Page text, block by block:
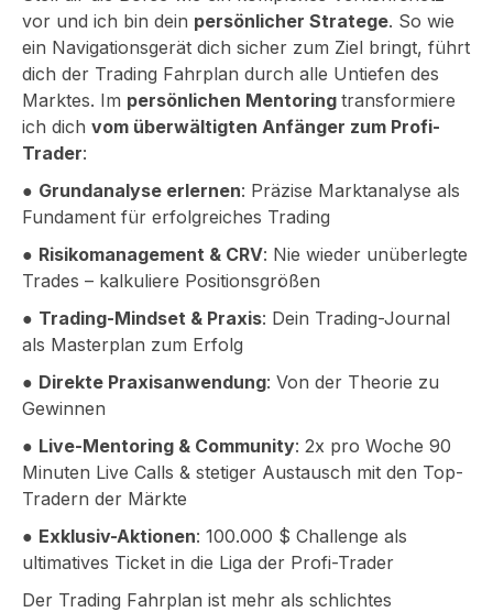
vor und ich bin dein persönlicher Stratege. So wie
ein Navigationsgerät dich sicher zum Ziel bringt, führt
dich der Trading Fahrplan durch alle Untiefen des
Marktes. Im persönlichen Mentoring transformiere
ich dich vom überwältigten Anfänger zum Profi-
Trader:
● Grundanalyse erlernen: Präzise Marktanalyse als
Fundament für erfolgreiches Trading
● Risikomanagement & CRV: Nie wieder unüberlegte
Trades – kalkuliere Positionsgrößen
● Trading-Mindset & Praxis: Dein Trading-Journal
als Masterplan zum Erfolg
● Direkte Praxisanwendung: Von der Theorie zu
Gewinnen
● Live-Mentoring & Community: 2x pro Woche 90
Minuten Live Calls & stetiger Austausch mit den Top-
Tradern der Märkte
● Exklusiv-Aktionen: 100.000 $ Challenge als
ultimatives Ticket in die Liga der Profi-Trader
Der Trading Fahrplan ist mehr als schlichtes